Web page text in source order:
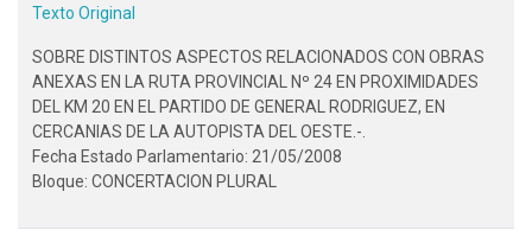
Texto Original
SOBRE DISTINTOS ASPECTOS RELACIONADOS CON OBRAS
ANEXAS EN LA RUTA PROVINCIAL Nº 24 EN PROXIMIDADES
DEL KM 20 EN EL PARTIDO DE GENERAL RODRIGUEZ, EN
CERCANIAS DE LA AUTOPISTA DEL OESTE.-.
Fecha Estado Parlamentario: 21/05/2008
Bloque: CONCERTACION PLURAL